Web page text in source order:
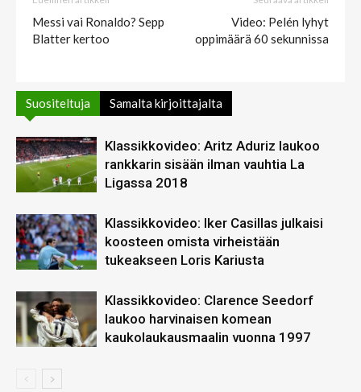
Messi vai Ronaldo? Sepp
Blatter kertoo
Video: Pelén lyhyt
oppimäärä 60 sekunnissa
Suositeltuja Samalta kirjoittajalta
Klassikkovideo: Aritz Aduriz laukoo
rankkarin sisään ilman vauhtia La
Ligassa 2018
Klassikkovideo: Iker Casillas julkaisi
koosteen omista virheistään
tukeakseen Loris Kariusta
Klassikkovideo: Clarence Seedorf
laukoo harvinaisen komean
kaukolaukausmaalin vuonna 1997